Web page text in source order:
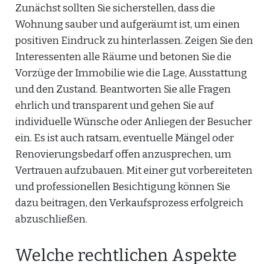
Zunächst sollten Sie sicherstellen, dass die
Wohnung sauber und aufgeräumt ist, um einen
positiven Eindruck zu hinterlassen. Zeigen Sie den
Interessenten alle Räume und betonen Sie die
Vorzüge der Immobilie wie die Lage, Ausstattung
und den Zustand. Beantworten Sie alle Fragen
ehrlich und transparent und gehen Sie auf
individuelle Wünsche oder Anliegen der Besucher
ein. Es ist auch ratsam, eventuelle Mängel oder
Renovierungsbedarf offen anzusprechen, um
Vertrauen aufzubauen. Mit einer gut vorbereiteten
und professionellen Besichtigung können Sie
dazu beitragen, den Verkaufsprozess erfolgreich
abzuschließen.
Welche rechtlichen Aspekte